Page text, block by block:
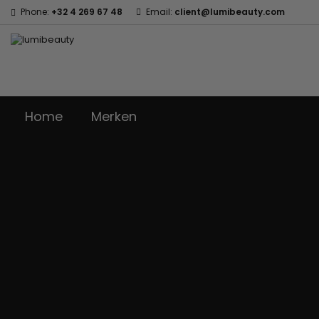
Phone: +32 4 269 67 48 Email: client@lumibeauty.com
Home Merken